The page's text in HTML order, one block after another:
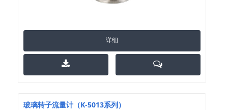
详细
玻璃转子流量计（K-5013系列）